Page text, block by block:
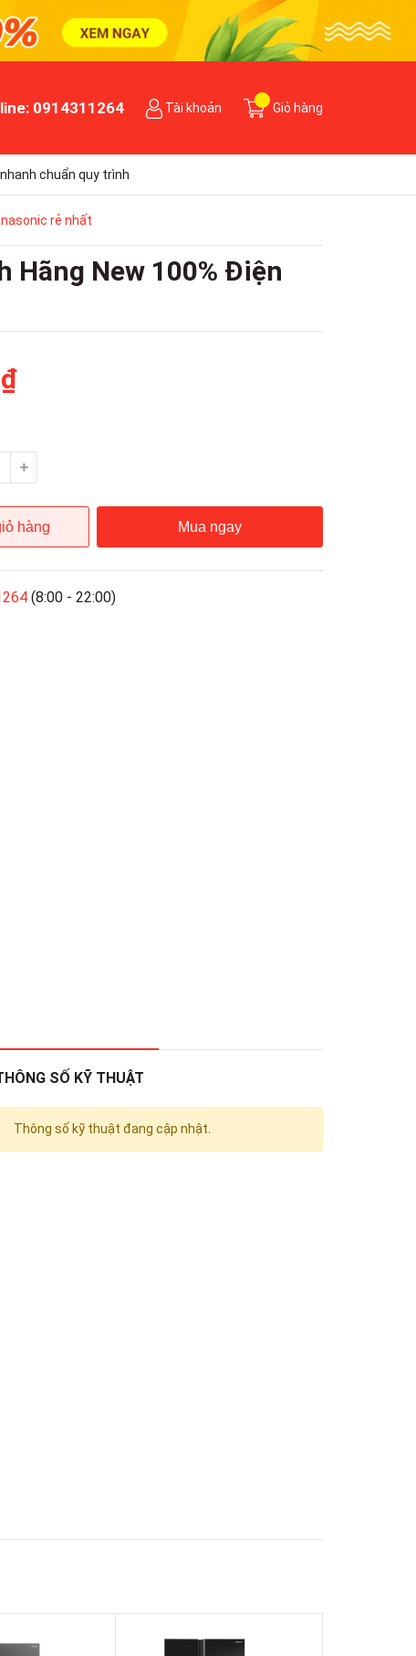
0914311264 Tài khoản Giỏ hàng
chuẩn quy trình
rẻ nhất
Hãng New 100% Điện
hàng Mua ngay
(8:00 - 22:00)
SỐ KỸ THUẬT
Thông số kỹ thuật đang cập nhật.